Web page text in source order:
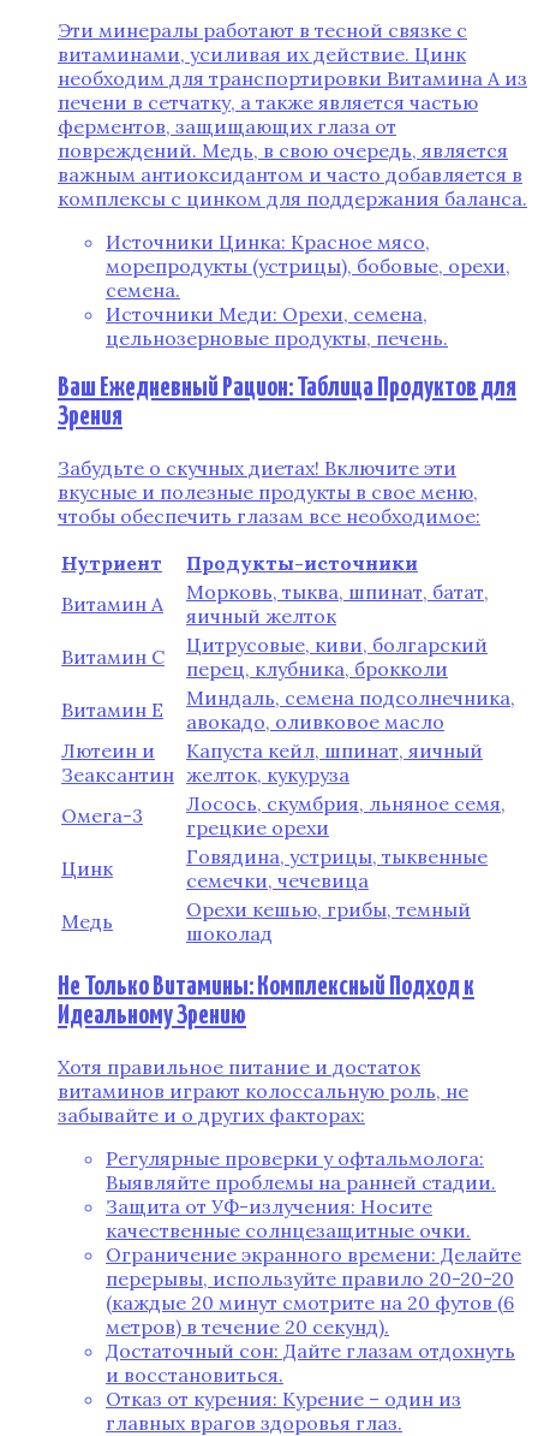
Эти минералы работают в тесной связке с
витаминами, усиливая их действие. Цинк
необходим для транспортировки Витамина А из
печени в сетчатку, а также является частью
ферментов, защищающих глаза от
повреждений. Медь, в свою очередь, является
важным антиоксидантом и часто добавляется в
комплексы с цинком для поддержания баланса.
Источники Цинка: Красное мясо,
морепродукты (устрицы), бобовые, орехи,
семена.
Источники Меди: Орехи, семена,
цельнозерновые продукты, печень.
Ваш Ежедневный Рацион: Таблица Продуктов для
Зрения
Забудьте о скучных диетах! Включите эти
вкусные и полезные продукты в свое меню,
чтобы обеспечить глазам все необходимое:
Нутриент
Продукты-источники
Витамин А
Морковь, тыква, шпинат, батат,
яичный желток
Витамин C
Цитрусовые, киви, болгарский
перец, клубника, брокколи
Витамин E
Миндаль, семена подсолнечника,
авокадо, оливковое масло
Лютеин и
Зеаксантин
Капуста кейл, шпинат, яичный
желток, кукуруза
Омега-3
Лосось, скумбрия, льняное семя,
грецкие орехи
Цинк
Говядина, устрицы, тыквенные
семечки, чечевица
Медь
Орехи кешью, грибы, темный
шоколад
Не Только Витамины: Комплексный Подход к
Идеальному Зрению
Хотя правильное питание и достаток
витаминов играют колоссальную роль, не
забывайте и о других факторах:
Регулярные проверки у офтальмолога:
Выявляйте проблемы на ранней стадии.
Защита от УФ-излучения: Носите
качественные солнцезащитные очки.
Ограничение экранного времени: Делайте
перерывы, используйте правило 20-20-20
(каждые 20 минут смотрите на 20 футов (6
метров) в течение 20 секунд).
Достаточный сон: Дайте глазам отдохнуть
и восстановиться.
Отказ от курения: Курение – один из
главных врагов здоровья глаз.